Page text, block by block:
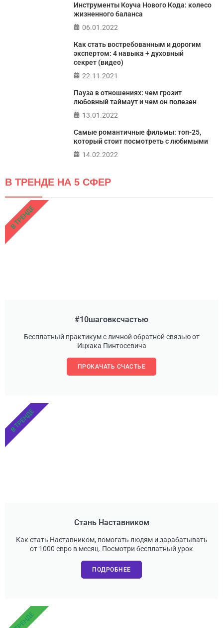
Инструменты Коуча Нового Кода: колесо
жизненного баланса
06.01.2022
Как стать востребованным и дорогим
экспертом: 4 навыка + духовный
секрет (видео)
22.11.2021
Пауза в отношениях: чем грозит
любовный таймаут и чем он полезен
13.01.2022
Самые романтичные фильмы: топ-25,
который стоит посмотреть с любимыми
14.02.2022
В ТРЕНДЕ НА 5 СФЕР
#10шаговксчастью
Бесплатный практикум с личной обратной связью от
Ицхака Пинтосевича
ПРОКАЧАТЬ СЧАСТЬЕ
В ТРЕНДЕ
Стань Наставником
Как стать Наставником, помогать людям и зарабатывать
от 1000 евро в месяц. Посмотри бесплатный урок
ПОДРОБНЕЕ
В ТРЕНДЕ